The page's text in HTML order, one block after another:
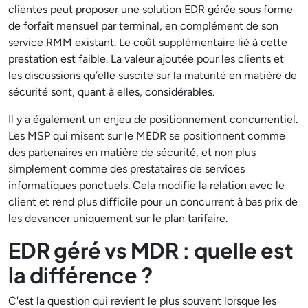
clientes peut proposer une solution EDR gérée sous forme
de forfait mensuel par terminal, en complément de son
service RMM existant. Le coût supplémentaire lié à cette
prestation est faible. La valeur ajoutée pour les clients et
les discussions qu’elle suscite sur la maturité en matière de
sécurité sont, quant à elles, considérables.
Il y a également un enjeu de positionnement concurrentiel.
Les MSP qui misent sur le MEDR se positionnent comme
des partenaires en matière de sécurité, et non plus
simplement comme des prestataires de services
informatiques ponctuels. Cela modifie la relation avec le
client et rend plus difficile pour un concurrent à bas prix de
les devancer uniquement sur le plan tarifaire.
EDR géré vs MDR : quelle est
la différence ?
C'est la question qui revient le plus souvent lorsque les